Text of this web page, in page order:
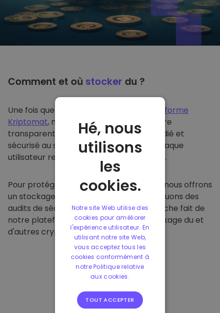
Comment et où stocker du ?
Une fois que vous achetez du sur
la plateforme
Kriptomat, nous le transférons de manière
transparente dans votre portefeuille dédié et
sécurisé au sein de notre plateforme. Chaque
utilisateur reçoit un portefeuille individuel.
Pour protéger nos clients et leurs fonds, nous offrons
un stockage hors ligne sécurisé et effectuons des
audits de sécurité réguliers. Cette approche fait de
notre plateforme un refuge pour le stockage du et
d'autres crypto-monnaies.
Hé, nous
utilisons
les
cookies.
Notre site Web utilise des
cookies pour améliorer
l'expérience utilisateur. En
utilisant notre site Web,
vous acceptez tous les
cookies conformément à
notre Politique relative
aux cookies.
TOUT ACCEPTER